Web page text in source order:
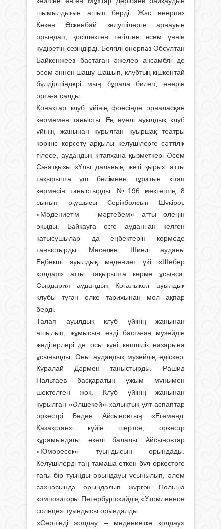
шымылдығын ашып берді. Жас өнерпаз
Көкен Өскенбай келушілерге арнауын
орындап, қосішектен төгілген әсем үннің
құдіретін сезіндірді. Белгілі өнерпаз Әбсұлтан
Байкенжеев бастаған әжелер ансамблі де
әсем әннен шашу шашып, клубтың кішкентай
бүлдіршіндері мың бұрала билеп, өнерін
ортаға салды.
Қонақтар клуб үйінің фоесінде орналасқан
көрмемен танысты. Ең әуелі ауылдық клуб
үйінің жанынан құрылған қуыршақ театры
көрініс көрсету арқылы келушілерге сәттілік
тілесе, аудандық кітапхана қызметкері Әсем
Сағатқызы «Ұлы даланың жеті қыры» атты
тақырыпта үш бөлімнен тұратын кітап
көрмесін таныстырды. №196 мектептің 8
сынып оқушысы Серікболсын Шүкіров
«Мәдениетім – мәртебем» атты өлеңін
оқыды. Байқауға өзге ауданнан келген
қатысушылар да еңбектерін көрмеде
таныстырды. Мәселен, Шиелі ауданы
Еңбекші ауылдық мәдениет үйі «Шебер
қолдар» атты тақырыпта көрме ұсынса,
Сырдария аудандық Қоғалыкөл ауылдық
клубы туған өлке тарихынан мол ақпар
берді.
Талап ауылдық клуб үйінің жанынан
ашылып, жұмысын енді бастаған музейдің
жәдігерлері де осы күні көпшілік назарына
ұсынылды. Оны аудандық музейдің әдіскері
Құралай Дәрмен таныстырды. Рашид
Нальтаев басқаратын ұжым мұнымен
шектелген жоқ. Клуб үйінің жанынан
құрылған «Әлшекей» халықтық ұлт-аспаптар
оркестрі Бәден Айсыновтың «Егеменді
Қазақстан» күйін шертсе, оркестр
құрамындағы әкелі балалы Айсыновтар
«Юморесок» туындысын орындады.
Келушілерді таң тамаша еткен бұл оркестрге
тағы бір туынды орындауы ұсынылып, әлем
сахнасында орындалып жүрген Польша
композиторы Петербургскийдің «Утомленное
солнце» туындысы орындалды.
«Серпінді жолдау – мәдениетке қол­дау»